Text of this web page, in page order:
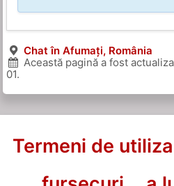
Chat în Afumați, România
Această pagină a fost
01.
Termeni de